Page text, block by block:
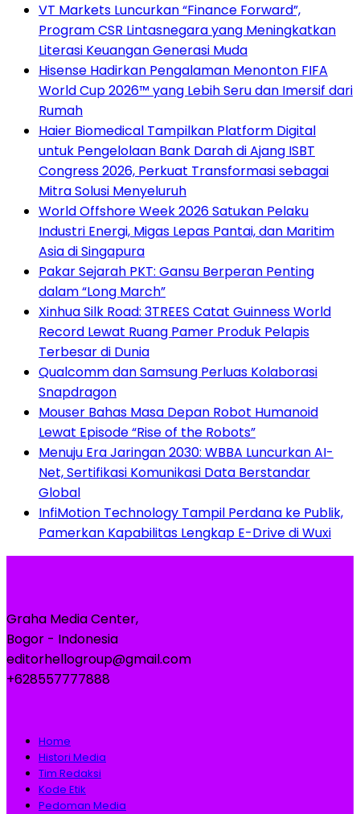
VT Markets Luncurkan “Finance Forward”,
Program CSR Lintasnegara yang Meningkatkan
Literasi Keuangan Generasi Muda
Hisense Hadirkan Pengalaman Menonton FIFA
World Cup 2026™ yang Lebih Seru dan Imersif dari
Rumah
Haier Biomedical Tampilkan Platform Digital
untuk Pengelolaan Bank Darah di Ajang ISBT
Congress 2026, Perkuat Transformasi sebagai
Mitra Solusi Menyeluruh
World Offshore Week 2026 Satukan Pelaku
Industri Energi, Migas Lepas Pantai, dan Maritim
Asia di Singapura
Pakar Sejarah PKT: Gansu Berperan Penting
dalam “Long March”
Xinhua Silk Road: 3TREES Catat Guinness World
Record Lewat Ruang Pamer Produk Pelapis
Terbesar di Dunia
Qualcomm dan Samsung Perluas Kolaborasi
Snapdragon
Mouser Bahas Masa Depan Robot Humanoid
Lewat Episode “Rise of the Robots”
Menuju Era Jaringan 2030: WBBA Luncurkan AI-
Net, Sertifikasi Komunikasi Data Berstandar
Global
InfiMotion Technology Tampil Perdana ke Publik,
Pamerkan Kapabilitas Lengkap E-Drive di Wuxi
Graha Media Center,
Bogor - Indonesia
editorhellogroup@gmail.com
+628557777888
Home
Histori Media
Tim Redaksi
Kode Etik
Pedoman Media